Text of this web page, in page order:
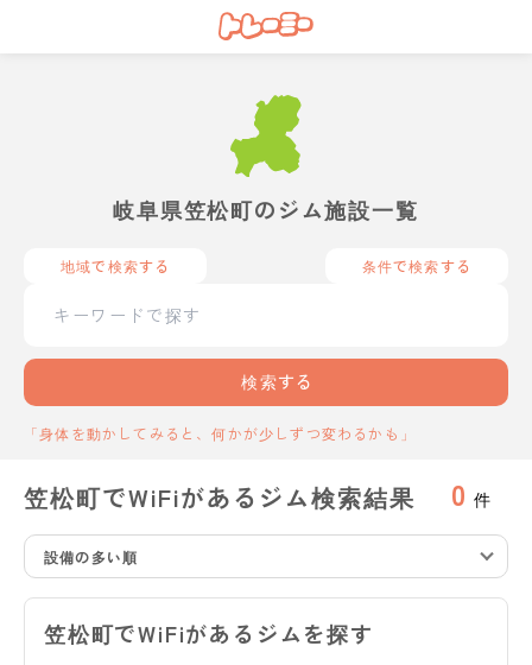
岐阜県笠松町のジム施設一覧
地域で検索する 条件で検索する
検索する
「身体を動かしてみると、何かが少しずつ変わるかも」
笠松町でWiFiがあるジム検索結果 0 件
設備の多い順
笠松町でWiFiがあるジムを探す